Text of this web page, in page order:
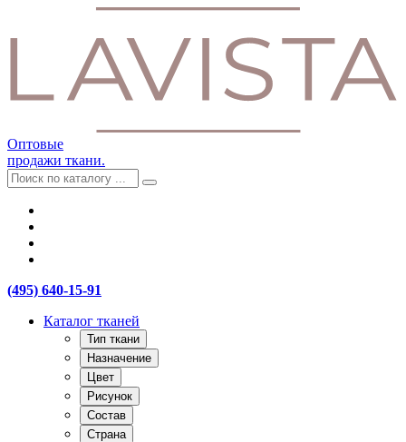
Оптовые
продажи ткани.
(495) 640-15-91
Каталог тканей
Тип ткани
Назначение
Цвет
Рисунок
Состав
Страна